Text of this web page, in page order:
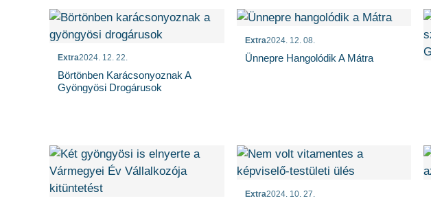
Extra2024. 12. 22.
Börtönben Karácsonyoznak A
Gyöngyösi Drogárusok
Extra2024. 12. 08.
Ünnepre Hangolódik A Mátra
Extra2024. 10. 27.